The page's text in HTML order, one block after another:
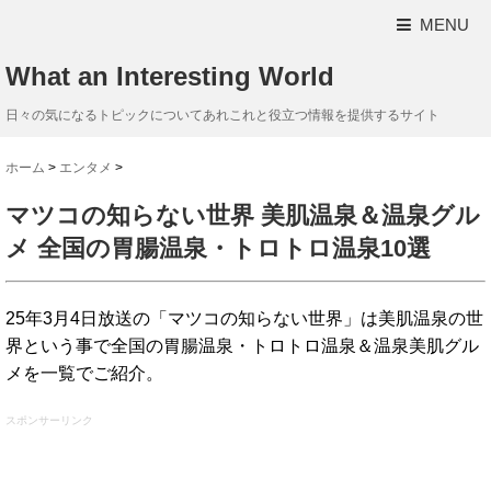
MENU
What an Interesting World
日々の気になるトピックについてあれこれと役立つ情報を提供するサイト
ホーム > エンタメ >
マツコの知らない世界 美肌温泉＆温泉グル
メ 全国の胃腸温泉・トロトロ温泉10選
25年3月4日放送の「マツコの知らない世界」は美肌温泉の世
界という事で全国の胃腸温泉・トロトロ温泉＆温泉美肌グル
メを一覧でご紹介。
スポンサーリンク